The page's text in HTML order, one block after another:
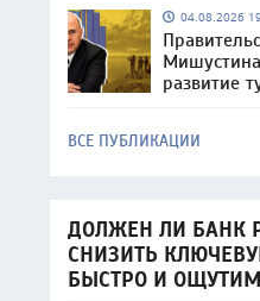
04.08.2026
развитие
ВСЕ ПУБЛИКАЦИИ
ДОЛЖЕН ЛИ БАНК
СНИЗИТЬ
БЫСТРО И